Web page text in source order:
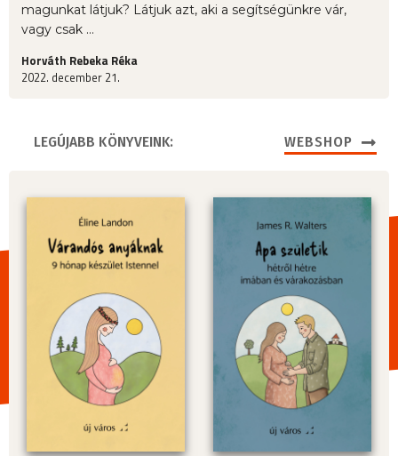
magunkat látjuk? Látjuk azt, aki a segítségünkre vár,
vagy csak ...
Horváth Rebeka Réka
2022. december 21.
LEGÚJABB KÖNYVEINK: WEBSHOP